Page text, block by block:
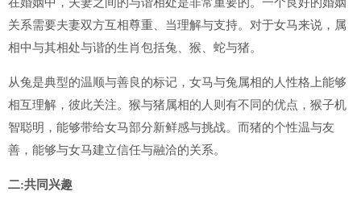
关系需要夫妻双方互相尊重、当理解与支持。对于女马来说，属
相中与其相处与谐的生肖包括兔、猴、蛇与猪。
从兔是典型的温顺与善良的标记，女马与兔属相的人性格上能够
相互理解，彼此关注。猴与猪属相的人则有不同的优点，猴子机
智聪明，能够带给女马部分新鲜感与挑战。而猪的个性温与友
善，能够与女马建立信任与融洽的关系。
二:共同兴趣